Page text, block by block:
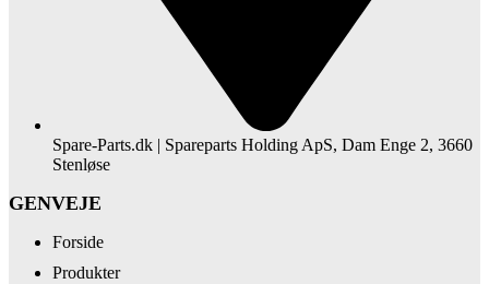
Spare-Parts.dk | Spareparts Holding ApS, Dam Enge 2, 3660
Stenløse
GENVEJE
Forside
Produkter